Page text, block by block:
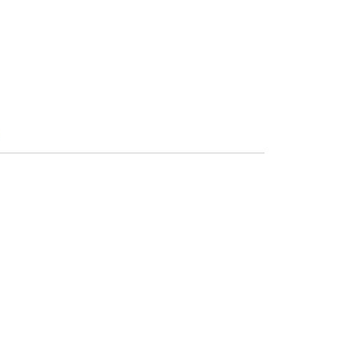
Windows, SAS, Capital One, DOT
de blog scrise în ultimii zece ani,
schimbări în companiile lor, Jennings a